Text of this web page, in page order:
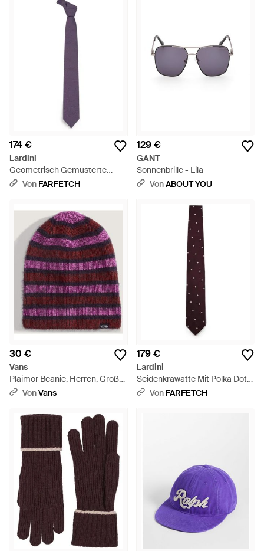
174 €
Lardini
Geometrisch Gemusterte
Seidenkrawatte - Lila
Von FARFETCH
129 €
GANT
Sonnenbrille - Lila
VonABOUT YOU
30 €
Vans
Plaimor Beanie, Herren, Größe
- LilaVonVans
179 €
Lardini
Seidenkrawatte Mit Polka Dots
- LilaVon FARFETCH